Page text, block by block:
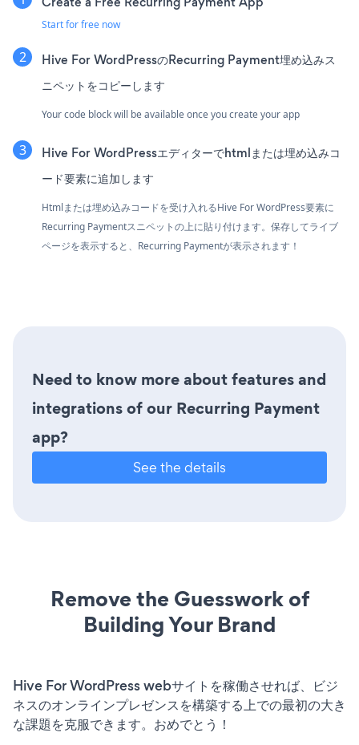
Start for free now
Hive For WordPressのRecurring Payment埋め込みス
ニペットをコピーします
Your code block will be available once you create your app
Hive For WordPressエディターでhtmlまたは埋め込みコ
ード要素に追加します
Htmlまたは埋め込みコードを受け入れるHive For WordPress要素に
Recurring Paymentスニペットの上に貼り付けます。保存してライブ
ページを表示すると、Recurring Paymentが表示されます！
Need to know more about features and
integrations of our Recurring Payment
app?
See the details
Remove the Guesswork of
Building Your Brand
Hive For WordPress webサイトを稼働させれば、ビジ
ネスのオンラインプレゼンスを構築する上での最初の大き
な課題を克服できます。おめでとう！